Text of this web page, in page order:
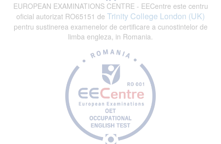
EUROPEAN EXAMINATIONS CENTRE - EECentre este centru
oficial autorizat RO65151 de Trinity College London (UK)
pentru sustinerea examenelor de certificare a cunostintelor de
limba engleza, in Romania.